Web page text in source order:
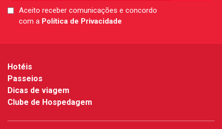
LGPDAceito receber comunicações e concordo
com a Política de Privacidade
Hotéis
Passeios
Dicas de viagem
Clube de Hospedagem